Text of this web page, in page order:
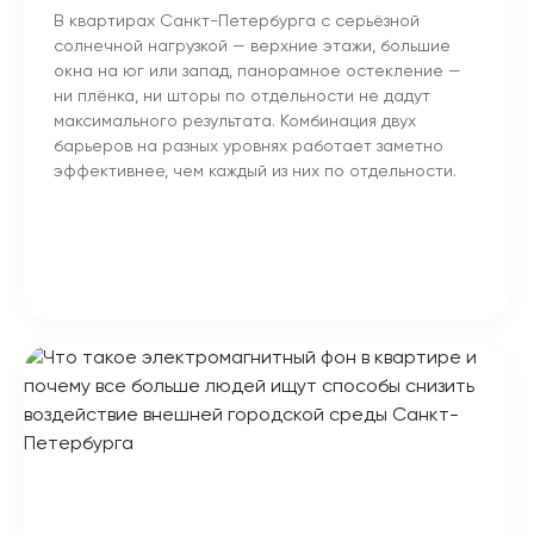
В квартирах Санкт-Петербурга с серьёзной
солнечной нагрузкой — верхние этажи, большие
окна на юг или запад, панорамное остекление —
ни плёнка, ни шторы по отдельности не дадут
максимального результата. Комбинация двух
барьеров на разных уровнях работает заметно
эффективнее, чем каждый из них по отдельности.